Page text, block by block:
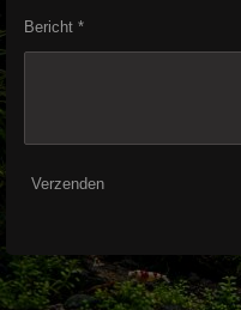
Bericht *
Verzenden